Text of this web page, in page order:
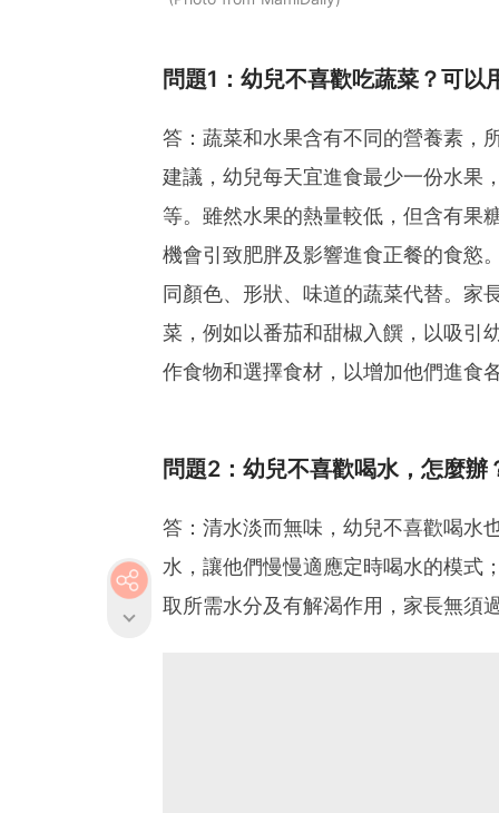
問題1：幼兒不喜歡吃蔬菜？可以
答：蔬菜和水果含有不同的營養素，
建議，幼兒每天宜進食最少一份水果
等。雖然水果的熱量較低，但含有果
機會引致肥胖及影響進食正餐的食慾
同顏色、形狀、味道的蔬菜代替。家
菜，例如以番茄和甜椒入饌，以吸引
作食物和選擇食材，以增加他們進食
問題2：幼兒不喜歡喝水，怎麼辦
答：清水淡而無味，幼兒不喜歡喝水
水，讓他們慢慢適應定時喝水的模式
取所需水分及有解渴作用，家長無須